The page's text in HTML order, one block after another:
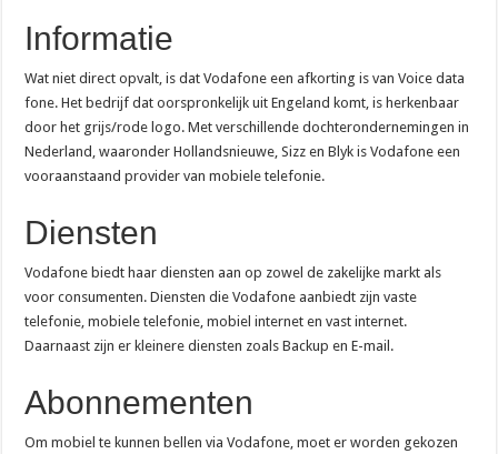
0900 nummer kosten: wat betaal je en hoe zit het precies?
0900 ov 9292: wat kost het en wanneer bel je dit nummer?
085 nummer kosten: wat betaal je per maand?
0900 9292: het telefoonnummer voor reisinfo in het ov
Is 088 gratis? Wat je betaalt voor een 088-nummer
Telefoniekosten vergelijken: zo weet je of je te veel betaalt
06:06 op je klok: wat betekent dit engelengetal?
0900-1884: het klantenservicenummer van Ziggo
088 722 66 00: de alarmlijn van Rabobank bij fraude
Hoe schrijf je een 06-nummer: de juiste notatie uitgelegd
Informatie
Wat niet direct opvalt, is dat Vodafone een afkorting is van Voice data
fone. Het bedrijf dat oorspronkelijk uit Engeland komt, is herkenbaar
door het grijs/rode logo. Met verschillende dochterondernemingen in
Nederland, waaronder Hollandsnieuwe, Sizz en Blyk is Vodafone een
vooraanstaand provider van mobiele telefonie.
Diensten
Vodafone biedt haar diensten aan op zowel de zakelijke markt als
voor consumenten. Diensten die Vodafone aanbiedt zijn vaste
telefonie, mobiele telefonie, mobiel internet en vast internet.
Daarnaast zijn er kleinere diensten zoals Backup en E-mail.
Abonnementen
Om mobiel te kunnen bellen via Vodafone, moet er worden gekozen